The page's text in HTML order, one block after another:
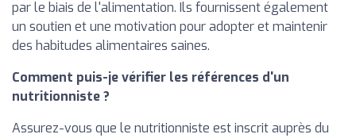
par le biais de l'alimentation. Ils fournissent également
un soutien et une motivation pour adopter et maintenir
des habitudes alimentaires saines.
Comment puis-je vérifier les références d'un
nutritionniste ?
Assurez-vous que le nutritionniste est inscrit auprès du